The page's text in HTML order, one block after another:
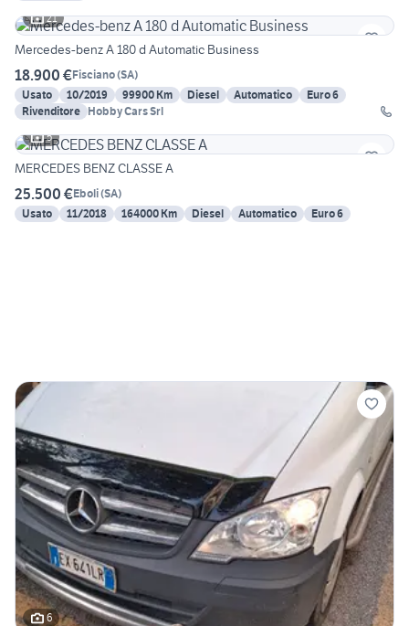
21
Mercedes-benz A 180 d Automatic Business
18.900 €Fisciano(SA)
Usato
10/2019 99900 Km Diesel Automatico
Euro 6
Rivenditore Hobby Cars Srl
5
MERCEDES BENZ CLASSE A
25.500 €Eboli(SA)
Usato
11/2018 164000 Km Diesel Automatico Euro 6
6